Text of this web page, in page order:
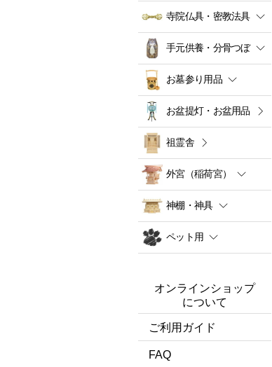
紫水晶 グラデーション 六万浄土8寸
正絹華梵天房
寺院仏具・密教法具
手元供養・分骨つぼ
お墓参り用品
お盆提灯・お盆用品
祖霊舎
外宮（稲荷宮）
神棚・神具
ペット用
オンラインショップ
について
ご利用ガイド
FAQ